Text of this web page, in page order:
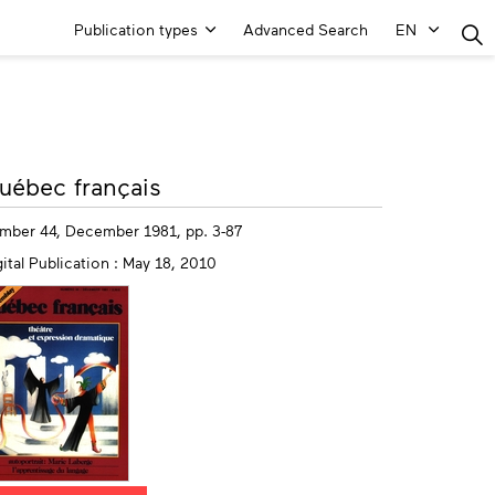
Main
Publication types Advanced Search EN
français
44, December 1981, pp. 3-87
Publication : May 18, 2010